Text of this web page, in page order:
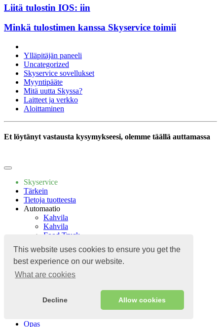
This website uses cookies to ensure you get the
best experience on our website.
What are cookies
Decline Allow cookies
Liitä tulostin IOS: iin
Minkä tulostimen kanssa Skyservice toimii
Ylläpitäjän paneeli
Uncategorized
Skyservice sovellukset
Myyntipääte
Mitä uutta Skyssa?
Laitteet ja verkko
Aloittaminen
Et löytänyt vastausta kysymykseesi, olemme täällä auttamassa
Skyservice
Tärkein
Tietoja tuotteesta
Automaatio
Kahvila
Kahvila
Food Truck
Leipomo
Makeiset
Hintoja
Sovellukset
Sovellukset
Opas